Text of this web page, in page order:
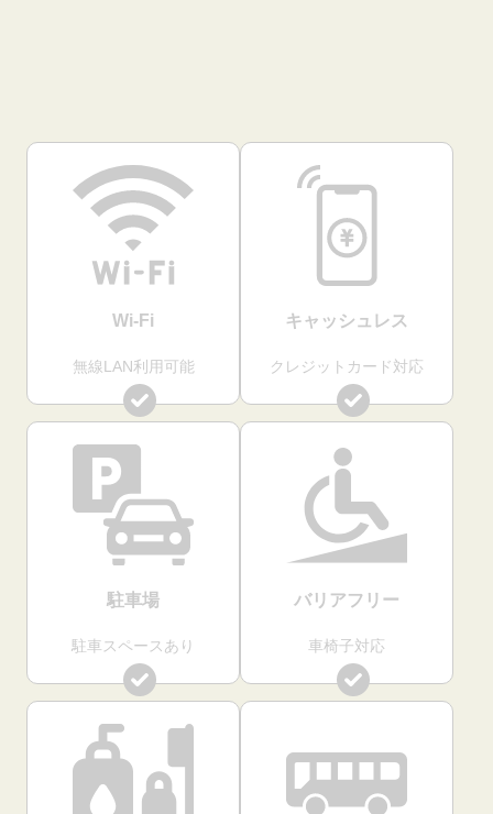
Wi-Fi
無線LAN利用可能
キャッシュレス
クレジットカード対応
駐車場
駐車スペースあり
バリアフリー
車椅子対応